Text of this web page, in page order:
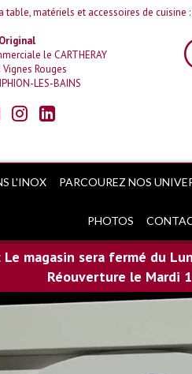
table, matériels et accessoires de cuisine
le CARTHERAY
Rouges
LES-BAINS
L'INOX PARCOUREZ NOS
PHOTOS
Le magasin sera fermé du
Réouverture le Mardi